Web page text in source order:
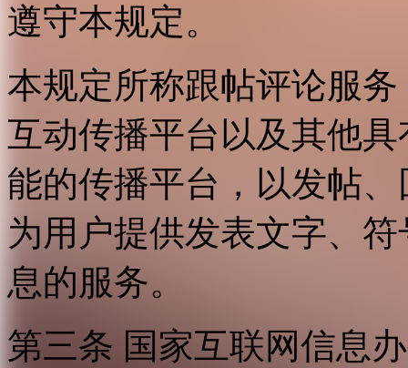
遵守本规定。
本规定所称跟帖评论服
互动传播平台以及其他
能的传播平台，以发帖
为用户提供发表文字、
息的服务。
第三条 国家互联网信息